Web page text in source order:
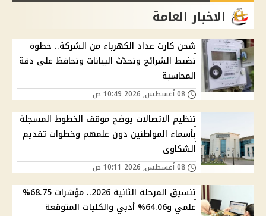
الاخبار العامة
شحن كارت عداد الكهرباء من الشركة.. خطوة
تضبط الشرائح وتحدّث البيانات وتحافظ على دقة
المحاسبة
تنظيم الاتصالات يوضح موقف الخطوط المسجلة
بأسماء المواطنين دون علمهم وخطوات تقديم
الشكاوى
تنسيق المرحلة الثانية 2026.. مؤشرات 68.75%
علمي و64.06% أدبي والكليات المتوقعة